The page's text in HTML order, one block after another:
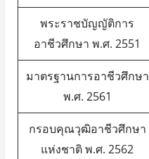
ที่
เกี่ยวข้อง
ด้าน
การ
พระราชบัญญัติการ
อาชีวศึกษา พ.ศ. 2551
มาตรฐานการอาชีวศึกษา
พ.ศ. 2561
กรอบคุณวุฒิอาชีวศึกษา
แห่งชาติ พ.ศ. 2562